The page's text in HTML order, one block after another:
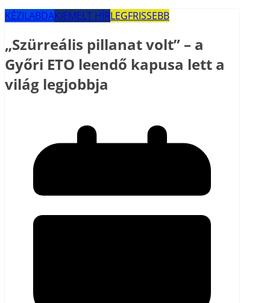
KÉZILABDAKIEMELT HÍRLEGFRISSEBB
„Szürreális pillanat volt” – a
Győri ETO leendő kapusa lett a
világ legjobbja